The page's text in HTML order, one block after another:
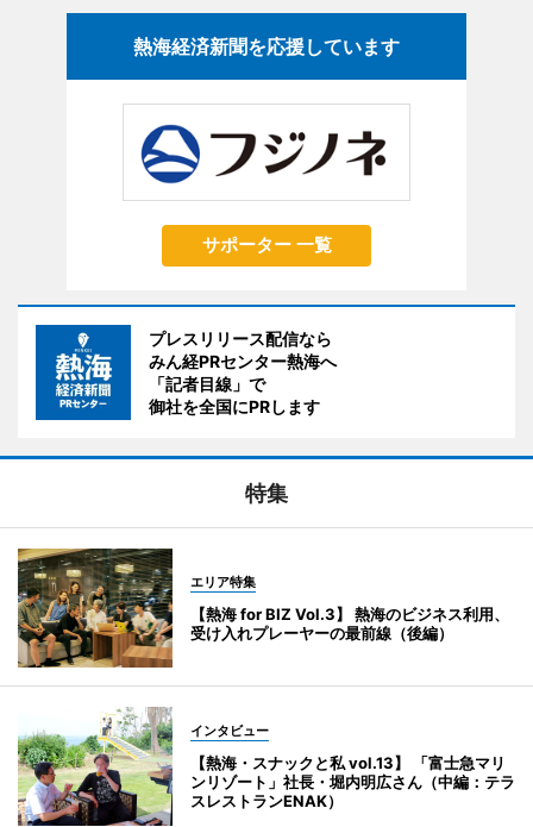
熱海経済新聞を応援しています
サポーター 一覧
プレスリリース配信なら
みん経PRセンター熱海へ
「記者目線」で
御社を全国にPRします
特集
エリア特集
【熱海 for BIZ Vol.3】 熱海のビジネス利用、
受け入れプレーヤーの最前線（後編）
インタビュー
【熱海・スナックと私 vol.13】 「富士急マリ
ンリゾート」社長・堀内明広さん（中編：テラ
スレストランENAK）